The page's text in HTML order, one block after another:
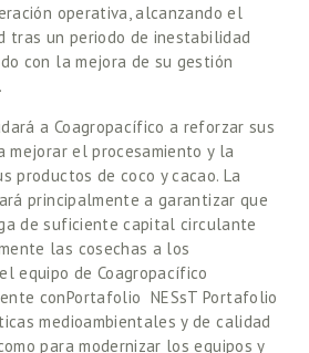
operativa, alcanzando el
tras un periodo de inestabilidad
con la mejora de su gestión
a Coagropacífico a reforzar sus
mejorar el procesamiento y la
productos de coco y cacao. La
principalmente a garantizar que
de suficiente capital circulante
las cosechas a los
equipo de Coagropacífico
conPortafolio  NESsT Portafolio
medioambientales y de calidad
para modernizar los equipos y